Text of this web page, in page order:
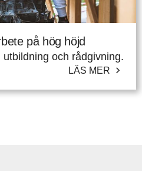
på hög höjd
och rådgivning.
LÄS MER